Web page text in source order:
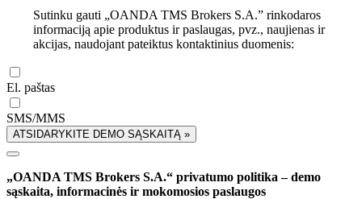
Sutinku gauti „OANDA TMS Brokers S.A.” rinkodaros
informaciją apie produktus ir paslaugas, pvz., naujienas ir
akcijas, naudojant pateiktus kontaktinius duomenis:
El. paštas
SMS/MMS
ATSIDARYKITE DEMO SĄSKAITĄ »
„OANDA TMS Brokers S.A.“ privatumo politika – demo
sąskaita, informacinės ir mokomosios paslaugos